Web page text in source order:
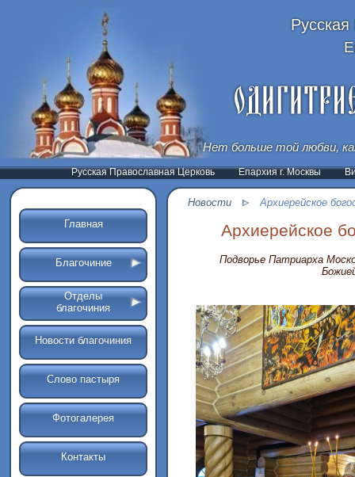
Нет больше той любви,
Русская Православная Церковь Епархия г. Москвы
Главная
Благочиние
Отделы
благочиния
Новости благочиния
Слово пастыря
Фотогалерея
Контакты
Новости Архиерейское
Архиерейское
Подворье Патриарха